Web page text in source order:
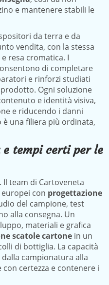
e mantenere stabili le
da terra e da
vendita, con la stessa
resa cromatica. I
di completare
e rinforzi studiati
Ogni soluzione
e identità visiva,
e riducendo i danni
una filiera più ordinata,
e tempi certi per le
Il team di Cartoveneta
con progettazione
del campione, test
alla consegna. Un
materiali e grafica
scatole cartone in un
di bottiglia. La capacità
campionatura alla
certezza e contenere i